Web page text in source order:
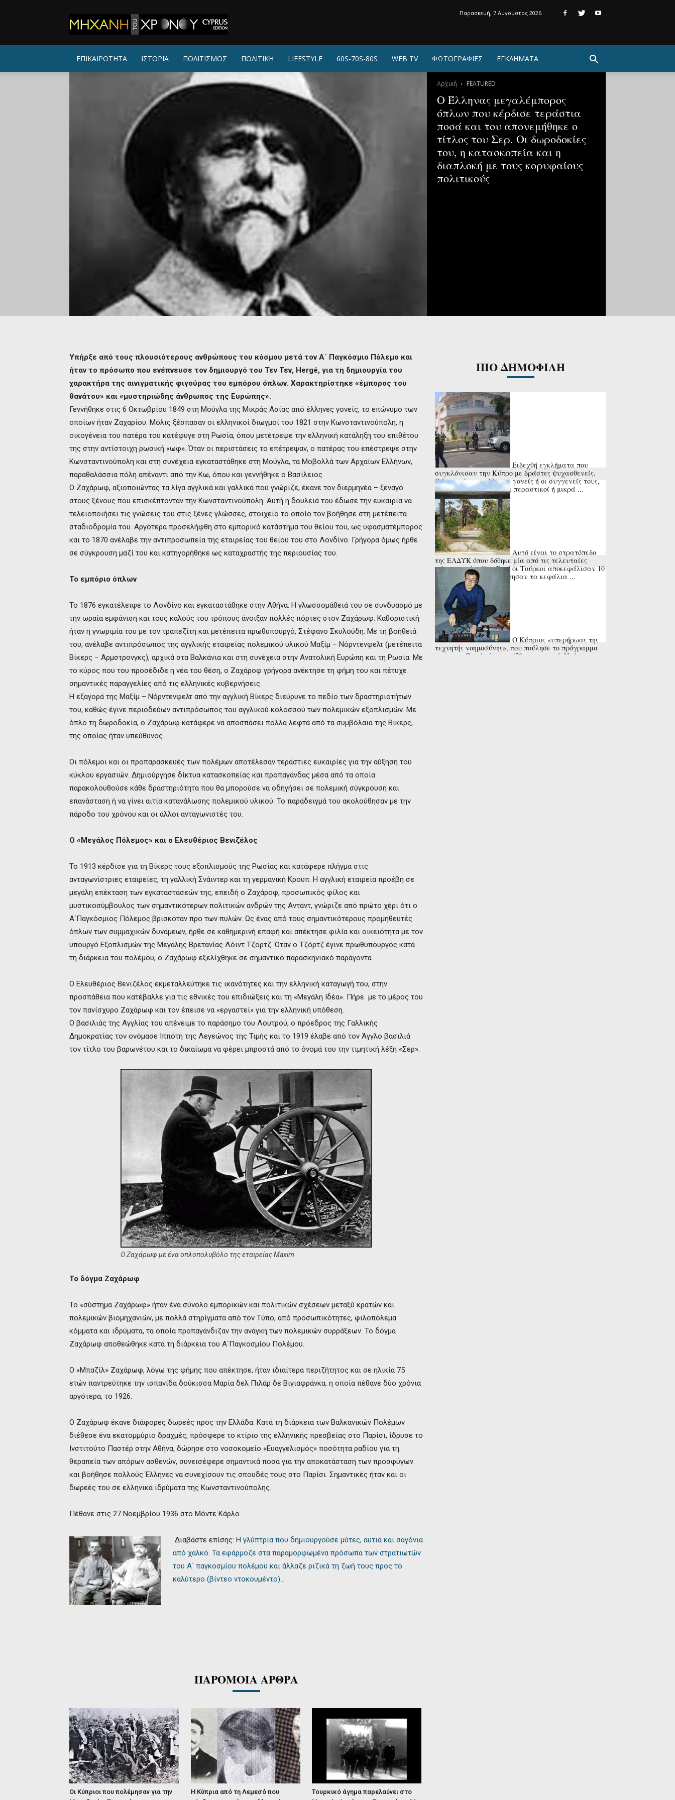
ΤΟΥ
ΧΡΟΝΟΥ
Παρασκευή, 7 Αύγουστος 2026
ΕΠΙΚΑΙΡΟΤΗΤΑ ΙΣΤΟΡΙΑ ΠΟΛΙΤΙΣΜΟΣ ΠΟΛΙΤΙΚΗ LIFESTYLE 60S-70S-80S WEB TV ΦΩΤΟΓΡΑΦΙΕΣ ΕΓΚΛΗΜΑΤΑ
Αρχική FEATURED
Ο Έλληνας μεγαλέμπορος
όπλων που κέρδισε τεράστια
ποσά και του απονεμήθηκε ο
τίτλος του Σερ. Οι δωροδοκίες
του, η κατασκοπεία και η
διαπλοκή με τους κορυφαίους
πολιτικούς
Υπήρξε από τους πλουσιότερους ανθρώπους του κόσμου μετά τον Α΄ Παγκόσμιο Πόλεμο και
ήταν το πρόσωπο που ενέπνευσε τον δημιουργό του Τεν Τεν, Hergé, για τη δημιουργία του
χαρακτήρα της αινιγματικής φιγούρας του εμπόρου όπλων. Χαρακτηρίστηκε «έμπορος του
θανάτου» και «μυστηριώδης άνθρωπος της Ευρώπης».
Γεννήθηκε στις 6 Οκτωβρίου 1849 στη Μούγλα της Μικράς Ασίας από έλληνες γονείς, το επώνυμο των
οποίων ήταν Ζαχαρίου. Μόλις ξέσπασαν οι ελληνικοί διωγμοί του 1821 στην Κωνσταντινούπολη, η
οικογένεια του πατέρα του κατέφυγε στη Ρωσία, όπου μετέτρεψε την ελληνική κατάληξη του επιθέτου
της στην αντίστοιχη ρωσική «ωφ». Όταν οι περιστάσεις το επέτρεψαν, ο πατέρας του επέστρεψε στην
Κωνσταντινούπολη και στη συνέχεια εγκαταστάθηκε στη Μούγλα, τα Μοβολλά των Αρχαίων Ελλήνων,
παραθαλάσσια πόλη απέναντι από την Κω, όπου και γεννήθηκε ο Βασίλειος.
Ο Ζαχάρωφ, αξιοποιώντας τα λίγα αγγλικά και γαλλικά που γνώριζε, έκανε τον διερμηνέα – ξεναγό
στους ξένους που επισκέπτονταν την Κωνσταντινούπολη. Αυτή η δουλειά του έδωσε την ευκαιρία να
τελειοποιήσει τις γνώσεις του στις ξένες γλώσσες, στοιχείο το οποίο τον βοήθησε στη μετέπειτα
σταδιοδρομία του. Αργότερα προσελήφθη στο εμπορικό κατάστημα του θείου του, ως υφασματέμπορος
και το 1870 ανέλαβε την αντιπροσωπεία της εταιρείας του θείου του στο Λονδίνο. Γρήγορα όμως ήρθε
σε σύγκρουση μαζί του και κατηγορήθηκε ως καταχραστής της περιουσίας του.
Το εμπόριο όπλων
Το 1876 εγκατέλειψε το Λονδίνο και εγκαταστάθηκε στην Αθήνα. Η γλωσσομάθειά του σε συνδυασμό με
την ωραία εμφάνιση και τους καλούς του τρόπους άνοιξαν πολλές πόρτες στον Ζαχάρωφ. Καθοριστική
ήταν η γνωριμία του με τον τραπεζίτη και μετέπειτα πρωθυπουργό, Στέφανο Σκυλούδη. Με τη βοήθειά
του, ανέλαβε αντιπρόσωπος της αγγλικής εταιρείας πολεμικού υλικού Μαξίμ – Νόρντενφελτ (μετέπειτα
Βίκερς – Άρμστρονγκς), αρχικά στα Βαλκάνια και στη συνέχεια στην Ανατολική Ευρώπη και τη Ρωσία. Με
το κύρος που του προσέδιδε η νέα του θέση, ο Ζαχάροφ γρήγορα ανέκτησε τη φήμη του και πέτυχε
σημαντικές παραγγελίες από τις ελληνικές κυβερνήσεις.
Η εξαγορά της Μαξίμ – Νόρντενφελτ από την αγγλική Βίκερς διεύρυνε το πεδίο των δραστηριοτήτων
του, καθώς έγινε περιοδεύων αντιπρόσωπος του αγγλικού κολοσσού των πολεμικών εξοπλισμών. Με
όπλο τη δωροδοκία, ο Ζαχάρωφ κατάφερε να αποσπάσει πολλά λεφτά από τα συμβόλαια της Βίκερς,
της οποίας ήταν υπεύθυνος.
Οι πόλεμοι και οι προπαρασκευές των πολέμων αποτέλεσαν τεράστιες ευκαιρίες για την αύξηση του
κύκλου εργασιών. Δημιούργησε δίκτυα κατασκοπείας και προπαγάνδας μέσα από τα οποία
παρακολουθούσε κάθε δραστηριότητα που θα μπορούσε να οδηγήσει σε πολεμική σύγκρουση και
επανάσταση ή να γίνει αιτία κατανάλωσης πολεμικού υλικού. Το παράδειγμά του ακολούθησαν με την
πάροδο του χρόνου και οι άλλοι ανταγωνιστές του.
Ο «Μεγάλος Πόλεμος» και ο Ελευθέριος Βενιζέλος
Το 1913 κέρδισε για τη Βίκερς τους εξοπλισμούς της Ρωσίας και κατάφερε πλήγμα στις
ανταγωνίστριες εταιρείες, τη γαλλική Σνάιντερ και τη γερμανική Κρουπ. Η αγγλική εταιρεία προέβη σε
μεγάλη επέκταση των εγκαταστάσεών της, επειδή ο Ζαχάροφ, προσωπικός φίλος και
μυστικοσύμβουλος των σημαντικότερων πολιτικών ανδρών της Αντάντ, γνώριζε από πρώτο χέρι ότι ο
Α΄Παγκόσμιος Πόλεμος βρισκόταν προ των πυλών. Ως ένας από τους σημαντικότερους προμηθευτές
όπλων των συμμαχικών δυνάμεων, ήρθε σε καθημερινή επαφή και απέκτησε φιλία και οικειότητα με τον
υπουργό Εξοπλισμών της Μεγάλης Βρετανίας Λόιντ Τζορτζ. Όταν ο Τζόρτζ έγινε πρωθυπουργός κατά
τη διάρκεια του πολέμου, ο Ζαχάρωφ εξελίχθηκε σε σημαντικό παρασκηνιακό παράγοντα.
Ο Ελευθέριος Βενιζέλος εκμεταλλεύτηκε τις ικανότητες και την ελληνική καταγωγή του, στην
προσπάθεια που κατέβαλλε για τις εθνικές του επιδιώξεις και τη «Μεγάλη Ιδέα». Πήρε με το μέρος του
τον πανίσχυρο Ζαχάρωφ και τον έπεισε να «εργαστεί» για την ελληνική υπόθεση.
Ο βασιλιάς της Αγγλίας του απένειμε το παράσημο του Λουτρού, ο πρόεδρος της Γαλλικής
Δημοκρατίας τον ονόμασε Ιππότη της Λεγεώνος της Τιμής και το 1919 έλαβε από τον Άγγλο βασιλιά
τον τίτλο του βαρωνέτου και το δικαίωμα να φέρει μπροστά από το όνομά του την τιμητική λέξη «Σερ».
Ο Ζαχάρωφ με ένα οπλοπολυβόλο της εταιρείας Maxim
Το δόγμα Ζαχάρωφ
Το «σύστημα Ζαχάρωφ» ήταν ένα σύνολο εμπορικών και πολιτικών σχέσεων μεταξύ κρατών και
πολεμικών βιομηχανιών, με πολλά στηρίγματα από τον Τύπο, από προσωπικότητες, φιλοπόλεμα
κόμματα και ιδρύματα, τα οποία προπαγάνδιζαν την ανάγκη των πολεμικών συρράξεων. Το δόγμα
Ζαχάρωφ αποθεώθηκε κατά τη διάρκεια του Α΄Παγκοσμίου Πολέμου.
Ο «Μπαζίλ» Ζαχάρωφ, λόγω της φήμης που απέκτησε, ήταν ιδιαίτερα περιζήτητος και σε ηλικία 75
ετών παντρεύτηκε την ισπανίδα δούκισσα Μαρία δελ Πιλάρ δε Βιγιαφράνκα, η οποία πέθανε δύο χρόνια
αργότερα, το 1926.
Ο Ζαχάρωφ έκανε διάφορες δωρεές προς την Ελλάδα. Κατά τη διάρκεια των Βαλκανικών Πολέμων
διέθεσε ένα εκατομμύριο δραχμές, πρόσφερε το κτίριο της ελληνικής πρεσβείας στο Παρίσι, ίδρυσε το
Ινστιτούτο Παστέρ στην Αθήνα, δώρησε στο νοσοκομείο «Ευαγγελισμός» ποσότητα ραδίου για τη
θεραπεία των απόρων ασθενών, συνεισέφερε σημαντικά ποσά για την αποκατάσταση των προσφύγων
και βοήθησε πολλούς Έλληνες να συνεχίσουν τις σπουδές τους στο Παρίσι. Σημαντικές ήταν και οι
δωρεές του σε ελληνικά ιδρύματα της Κωνσταντινούπολης.
Πέθανε στις 27 Νοεμβρίου 1936 στο Μόντε Κάρλο.
Διαβάστε επίσης: Η γλύπτρια που δημιουργούσε μύτες, αυτιά και σαγόνια
από χαλκό. Τα εφάρμοζε στα παραμορφωμένα πρόσωπα των στρατιωτών
του Α΄ παγκοσμίου πολέμου και άλλαζε ριζικά τη ζωή τους προς το
καλύτερο (βίντεο ντοκουμέντο)…
ΠΑΡΟΜΟΙΑ ΑΡΘΡΑ
Οι Κύπριοι που πολέμησαν για την
Η Κύπρια από τη Λεμεσό που
Τουρκικό άγημα παρελαύνει στο
ΠΙΟ ΔΗΜΟΦΙΛΗ
Ειδεχθή εγκλήματα που
συγκλόνισαν την Κύπρο με δράστες ψυχασθενείς.
Θύματα ήταν οι ίδιοι οι γονείς ή οι συγγενείς τους,
αλλά και ανυποψίαστοι περαστικοί ή μικρά ...
Αυτό είναι το στρατόπεδο
της ΕΛΔΥΚ όπου δόθηκε μία από τις τελευταίες
μάχες του Αττίλα. Εκεί οι Τούρκοι αποκεφάλισαν 10
στρατιώτες και τοποθέτησαν τα κεφάλια ...
Ο Κύπριος «υπερήρωας της
τεχνητής νοημοσύνης», που πούλησε το πρόγραμμα
του στην Google έναντι 450 εκατ. ευρώ. Ντέμης